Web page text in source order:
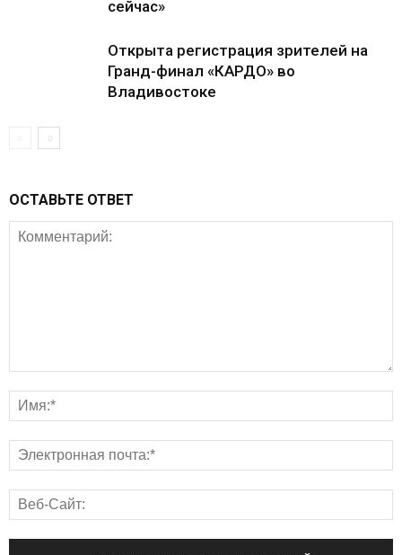
сейчас»
Открыта регистрация зрителей на
Гранд-финал «КАРДО» во
Владивостоке
ОСТАВЬТЕ ОТВЕТ